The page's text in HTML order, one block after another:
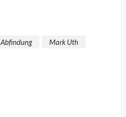
Abfindung
Mark Uth